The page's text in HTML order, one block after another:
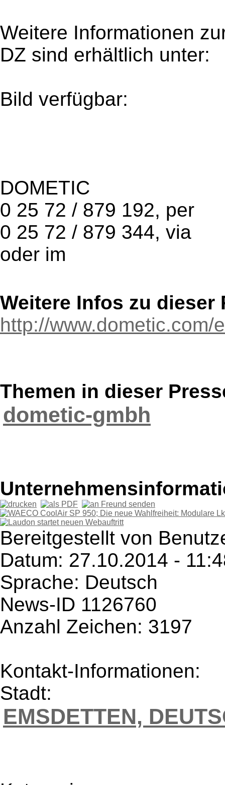
Weitere Informationen
DZ sind erhältlich unter:
Bild verfügbar:
DOMETIC
0 25 72 / 879 192, per
0 25 72 / 879 344, via
oder im
Weitere Infos zu dieser
http://www.dometic.com/
Themen in dieser
dometic-gmbh
Bereitgestellt von
Datum: 27.10.2014 -
Sprache: Deutsch
News-ID 1126760
Anzahl Zeichen: 3197
Kontakt-Informationen:
Stadt:
EMSDETTEN,